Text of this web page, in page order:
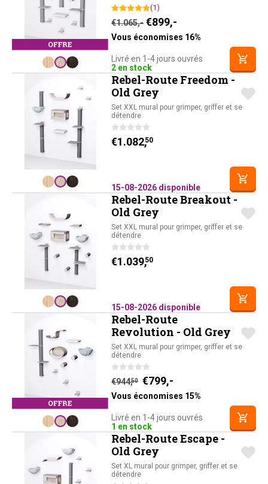
(1)
€1.065,- Le prix initial était :
€899,-
Vous économises 16%
Livré en 1-4 jours ouvrés
2 en stock
Rebel-Route Freedom -
Old Grey
Set XXL mural pour grimper, griffer et se
détendre
€1.082,50
15-08-2026 disponible
Rebel-Route Breakout -
Old Grey
Set XXL mural pour grimper, griffer et se
détendre
€1.039,50
15-08-2026 disponible
Rebel-Route
Revolution - Old Grey
Set XXL mural pour grimper, griffer et se
détendre
€944,50 Le prix initial était : €944,
€799,-
Vous économises 15%
Livré en 1-4 jours ouvrés
1 en stock
Rebel-Route Escape -
Old Grey
Set XL mural pour grimper, griffer et se
détendre